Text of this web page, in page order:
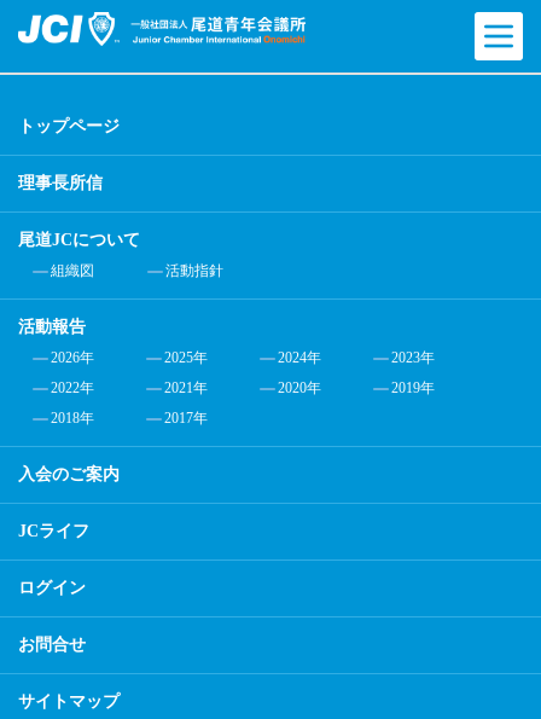
トップページ
理事長所信
尾道JCについて
組織図 活動指針
活動報告
2026年 2025年 2024年
2023年
2022年
2021年 2020年
2019年
2018年
2017年
入会のご案内
JCライフ
ログイン
お問合せ
サイトマップ